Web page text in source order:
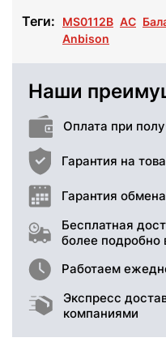
Теги: MS0112B АС
Anbison
Наши
Оплата при
Гарантия на
Гарантия
Бесплатная
более подробно
Работаем
Экспресс
компаниями